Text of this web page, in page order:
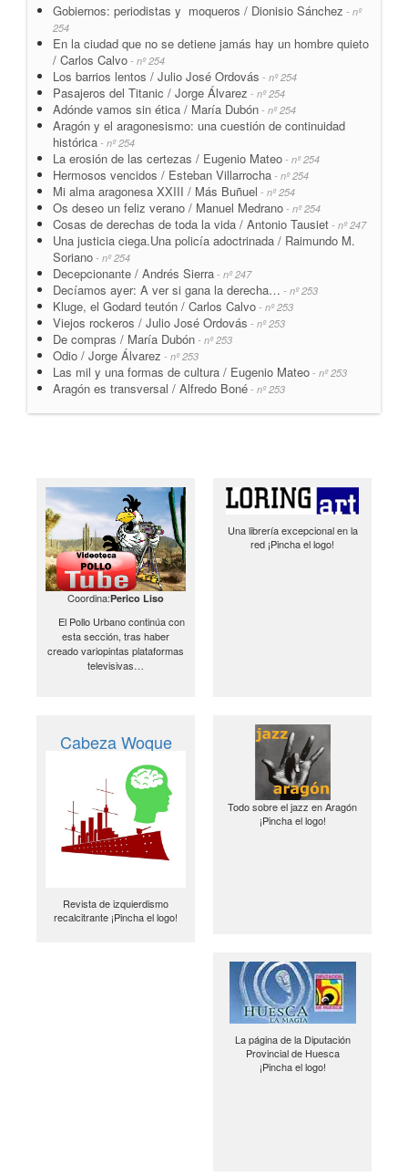
Gobiernos: periodistas y moqueros / Dionisio Sánchez - nº
254
En la ciudad que no se detiene jamás hay un hombre quieto
/ Carlos Calvo - nº 254
Los barrios lentos / Julio José Ordovás - nº 254
Pasajeros del Titanic / Jorge Álvarez - nº 254
Adónde vamos sin ética / María Dubón - nº 254
Aragón y el aragonesismo: una cuestión de continuidad
histórica - nº 254
La erosión de las certezas / Eugenio Mateo - nº 254
Hermosos vencidos / Esteban Villarrocha - nº 254
Mi alma aragonesa XXIII / Más Buñuel - nº 254
Os deseo un feliz verano / Manuel Medrano - nº 254
Cosas de derechas de toda la vida / Antonio Tausiet - nº 247
Una justicia ciega.Una policía adoctrinada / Raimundo M.
Soriano - nº 254
Decepcionante / Andrés Sierra - nº 247
Decíamos ayer: A ver si gana la derecha… - nº 253
Kluge, el Godard teutón / Carlos Calvo - nº 253
Viejos rockeros / Julio José Ordovás - nº 253
De compras / María Dubón - nº 253
Odio / Jorge Álvarez - nº 253
Las mil y una formas de cultura / Eugenio Mateo - nº 253
Aragón es transversal / Alfredo Boné - nº 253
Coordina:Perico Liso
El Pollo Urbano continúa con
esta sección, tras haber
creado variopintas plataformas
televisivas…
Una librería excepcional en la
red ¡Pincha el logo!
Cabeza Woque
Revista de izquierdismo
recalcitrante ¡Pincha el logo!
Todo sobre el jazz en Aragón
¡Pincha el logo!
La página de la Diputación
Provincial de Huesca
¡Pincha el logo!